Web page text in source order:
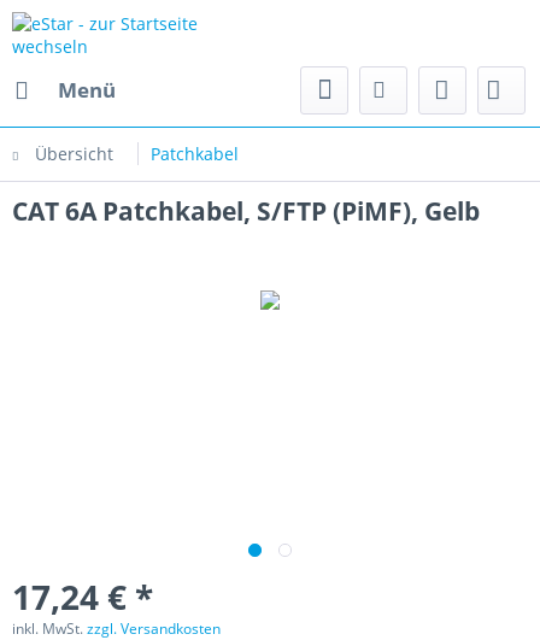
Menü
Übersicht Patchkabel
CAT 6A Patchkabel, S/FTP (PiMF), Gelb
17,24 € *
inkl. MwSt.zzgl. Versandkosten